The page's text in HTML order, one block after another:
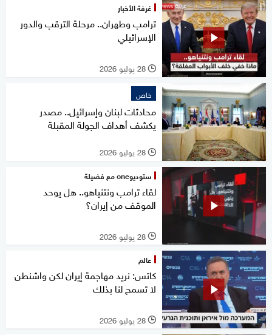
غرفة الأخبار
ترامب وطهران.. مرحلة الترقب والدور
الإسرائيلي
l 28 يوليو 2026
خاص
محادثات لبنان وإسرائيل.. مصدر
يكشف أهداف الجولة المقبلة
l 28 يوليو 2026
ستوديوone مع فضيلة
لقاء ترامب ونتنياهو.. هل يوحد
الموقف من إيران؟
l 28 يوليو 2026
عالم
كاتس: نريد مهاجمة إيران لكن واشنطن
لا تسمح لنا بذلك
l 28 يوليو 2026